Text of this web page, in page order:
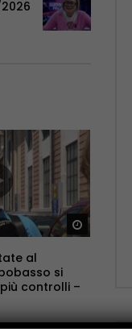
al
si
controlli –